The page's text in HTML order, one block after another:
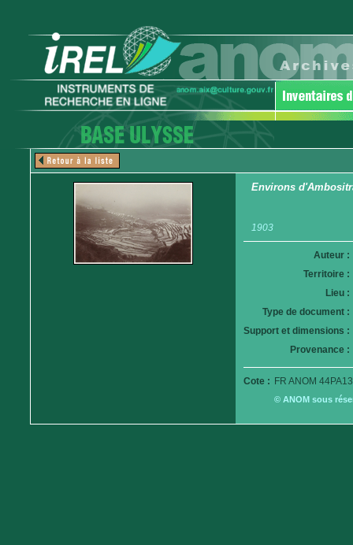
Environs
1903
Auteur :
Territoire :
Lieu :
Type de document :
Support et dimensions :
Provenance :
Cote : FR ANOM
© ANOM sous